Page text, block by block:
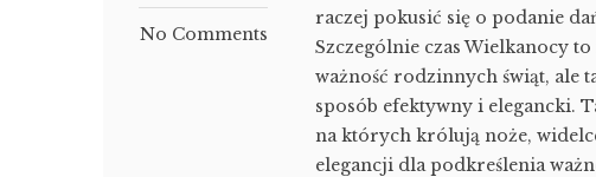
No Comments
raczej pokusić się o podanie
Szczególnie czas Wielkanocy
ważność rodzinnych świąt, ale
sposób efektywny i elegancki.
na których królują noże,
elegancji dla podkreślenia